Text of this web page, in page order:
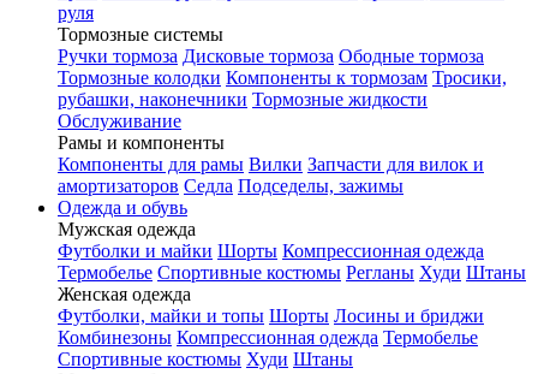
руля
Тормозные системы
Ручки тормоза Дисковые тормоза Ободные тормоза
Тормозные колодки Компоненты к тормозам Тросики,
рубашки, наконечники Тормозные жидкости
Обслуживание
Рамы и компоненты
Компоненты для рамы Вилки Запчасти для вилок и
амортизаторов Седла Подседелы, зажимы
Одежда и обувь
Мужская одежда
Футболки и майки Шорты Компрессионная одежда
Термобелье Спортивные костюмы Регланы Худи Штаны
Женская одежда
Футболки, майки и топы Шорты Лосины и бриджи
Комбинезоны Компрессионная одежда Термобелье
Спортивные костюмы Худи Штаны